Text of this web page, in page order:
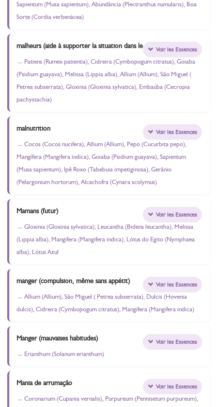
Sapientum (Musa sapientum), Abundância (Plectranthus numularis), Boa
Sorte (Cordia verbenácea)
malheurs (aide à supporter la situation dans le monde)
Patiens (Rumex patientia), Cidreira (Cymbopogum citratus), Goiaba
(Psidium guayava), Melissa (Lippia alba), Allium (Allium), São Miguel (
Petrea subserrata), Gloxinia (Gloxinia sylvatica), Embaúba (Cecropia
pachystachia)
Voir les Essences
malnutrition
Cocos (Cocos nucifera), Allium (Allium), Pepo (Cucurbita pepo),
Mangífera (Mangifera indica), Goiaba (Psidium guayava), Sapientum
(Musa sapientum), Ipê Roxo (Tabebuia impetiginosa), Gerânio
(Pelargonium hortorum), Alcachofra (Cynara scolymus)
Voir les Essences
Mamans (futur)
Gloxinia (Gloxinia sylvatica), Leucantha (Bidens leucantha), Melissa
(Lippia alba), Mangífera (Mangifera indica), Lótus do Egito (Nymphaea
alba), Lótus Azul
Voir les Essences
manger (compulsion, même sans appétit)
Allium (Allium), São Miguel ( Petrea subserrata), Dulcis (Hovenia
dulcis), Cidreira (Cymbopogum citratus), Mangífera (Mangifera indica)
Voir les Essences
Manger (mauvaises habitudes)
Erianthum (Solanum erianthum)
Voir les Essences
Mania de arrumação
Coronarium (Cupania vernalis), Purpureum (Pennisetum purpureum),
Voir les Essences